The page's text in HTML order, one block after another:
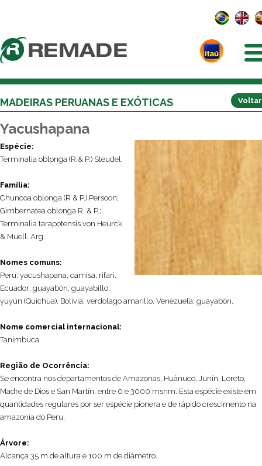
Voltar
MADEIRAS PERUANAS E EXÓTICAS
Yacushapana
Espécie:
Terminalia oblonga (R.& P.) Steudel.
Família:
Chuncoa oblonga (R & P.) Persoon;
Gimbernatea oblonga R. & P.;
Terminalia tarapotensis von Heurck
& Muell. Arg.
Nomes comuns:
Peru: yacushapana, camisa, rifari.
Ecuador: guayabón, guayabillo;
yuyún (Quichua). Bolivia: verdolago amarillo. Venezuela: guayabón.
Nome comercial internacional:
Tanimbuca.
Região de Ocorrência:
Se encontra nos departamentos de Amazonas, Huánuco, Junín, Loreto,
Madre de Dios e San Martín, entre 0 e 3000 msnm. Esta espécie existe em
quantidades regulares por ser espécie pionera e de rápido crescimento na
amazonia do Peru.
Árvore:
Alcança 35 m de altura e 100 m de diâmetro.